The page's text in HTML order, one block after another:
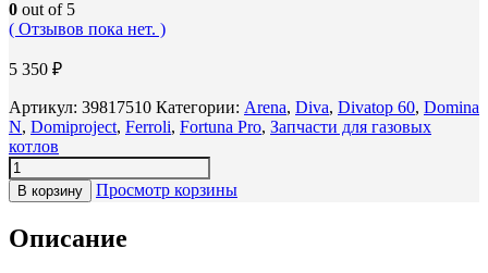
0 out of 5
( Отзывов пока нет. )
5 350 ₽
Артикул: 39817510 Категории: Arena, Diva, Divatop 60, Domina
N, Domiproject, Ferroli, Fortuna Pro, Запчасти для газовых
котлов
В корзину Просмотр корзины
Описание